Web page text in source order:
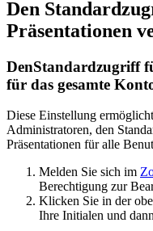
Den
Präsentationen
DenStandardzugriff
für das gesamte
Diese Einstellung
Administratoren, den
Präsentationen für alle
Melden Sie sich im
Berechtigung zur
Klicken Sie in der
Ihre Initialen und